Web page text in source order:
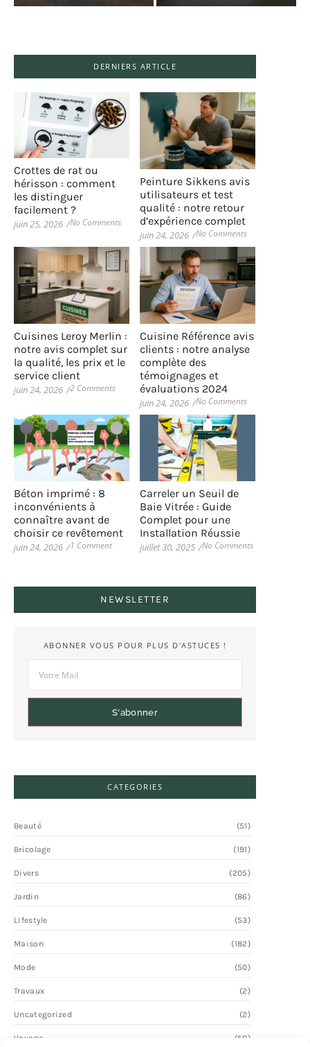
DERNIERS ARTICLE
Crottes de rat ou
hérisson : comment
les distinguer
facilement ?
juin 25, 2026 /No Comments
Peinture Sikkens avis
utilisateurs et test
qualité : notre retour
d’expérience complet
juin 24, 2026 /No Comments
Cuisines Leroy Merlin :
notre avis complet sur
la qualité, les prix et le
service client
juin 24, 2026 /2 Comments
Cuisine Référence avis
clients : notre analyse
complète des
témoignages et
évaluations 2024
juin 24, 2026 /No Comments
Béton imprimé : 8
inconvénients à
connaître avant de
choisir ce revêtement
juin 24, 2026 /1 Comment
Carreler un Seuil de
Baie Vitrée : Guide
Complet pour une
Installation Réussie
juillet 30, 2025 /No Comments
NEWSLETTER
ABONNER VOUS POUR PLUS D'ASTUCES !
S'abonner
CATEGORIES
Beauté (51)
Bricolage (191)
Divers (205)
Jardin (86)
Lifestyle (53)
Maison (182)
Mode (50)
Travaux (2)
Uncategorized (2)
Voyage (50)